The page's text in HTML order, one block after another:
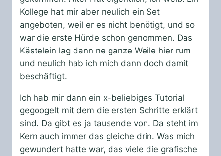
Kollege hat mir aber neulich ein Set
angeboten, weil er es nicht benötigt, und so
war die erste Hürde schon genommen. Das
Kästelein lag dann ne ganze Weile hier rum
und neulich hab ich mich dann doch damit
beschäftigt.
Ich hab mir dann ein x-beliebiges Tutorial
gegoogelt mit dem die ersten Schritte erklärt
sind. Da gibt es ja tausende von. Da steht im
Kern auch immer das gleiche drin. Was mich
gewundert hatte war, das viele die grafische